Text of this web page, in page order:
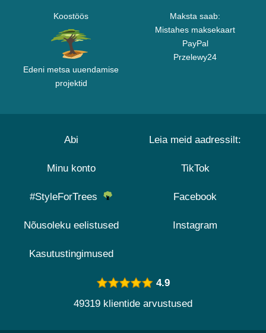
Koostöös
Edeni metsa uuendamise
projektid
Maksta saab:
Mistahes maksekaart
PayPal
Przelewy24
Abi
Minu konto
#StyleForTrees
Nõusoleku eelistused
Kasutustingimused
Leia meid aadressilt:
TikTok
Facebook
Instagram
4.9
49319 klientide arvustused